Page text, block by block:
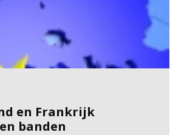
en Frankrijk
banden